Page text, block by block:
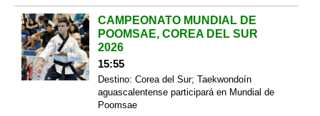
CAMPEONATO MUNDIAL DE
POOMSAE, COREA DEL SUR
2026
15:55
Destino: Corea del Sur; Taekwondoín
aguascalentense participará en Mundial de
Poomsae